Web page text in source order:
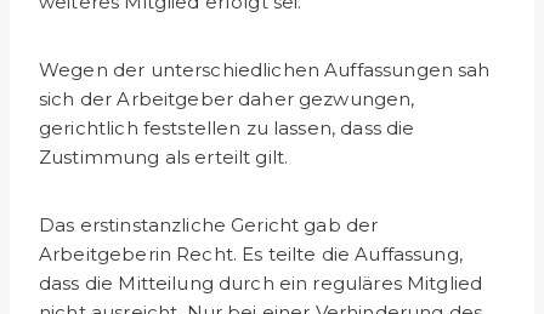
Wegen der unterschiedlichen Auffassungen sah
sich der Arbeitgeber daher gezwungen,
gerichtlich feststellen zu lassen, dass die
Zustimmung als erteilt gilt.
Das erstinstanzliche Gericht gab der
Arbeitgeberin Recht. Es teilte die Auffassung,
dass die Mitteilung durch ein reguläres Mitglied